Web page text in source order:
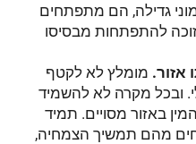
גדילה, הם מתפתחים
להתפתחות מבסיסו
אזור. מומלץ לא לקטף
ובכל מקרה לא להשמיד
באזור מסויים. תמיד
מהם תמשיך הצמחיה,